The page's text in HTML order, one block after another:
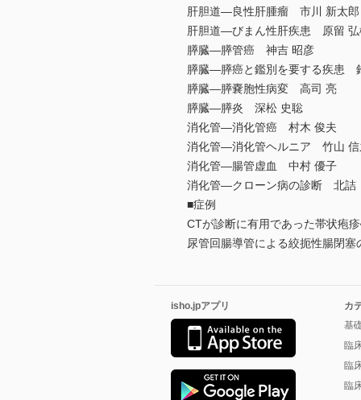
肝胆道―良性肝腫瘤 市川 新太郎
肝胆道―びまん性肝疾患 原留 弘
膵臓―膵管癌 神吉 昭彦
膵臓―膵癌と鑑別を要する疾患
膵臓―膵嚢胞性病変 高司 亮
膵臓―膵炎 深松 史聡
消化管―消化管癌 村木 俊夫
消化管―消化管ヘルニア 竹山 信
消化管―腸管虚血 中村 優子
消化管―クローン病の診断 北詰
■症例
CTが診断に有用であった帯状疱
尿管回腸導管による絞扼性腸閉
isho.jpアプリ
カ
基
臨
臨
臨